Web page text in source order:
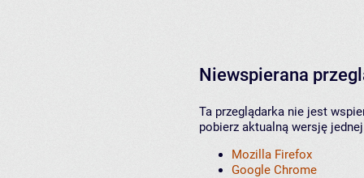
Niewspierana
Ta przeglądarka nie jest
pobierz aktualną wersję
Mozilla Firefox
Google Chrome